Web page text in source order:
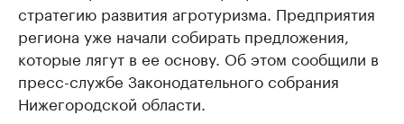
стратегию развития агротуризма. Предприятия
региона уже начали собирать предложения,
которые лягут в ее основу. Об этом сообщили в
пресс-службе Законодательного собрания
Нижегородской области.